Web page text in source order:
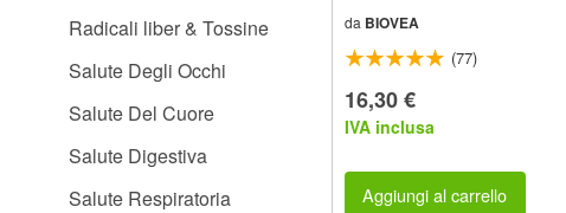
accessibilità.
Radicali liber & Tossine
Salute Degli Occhi
Salute Del Cuore
Salute Digestiva
Salute Respiratoria
da BIOVEA
(77)
16,30 €
IVA inclusa
Aggiungi al carrello